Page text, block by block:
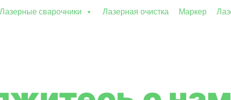
Лазерные сварочники Лазерная очистка Маркер